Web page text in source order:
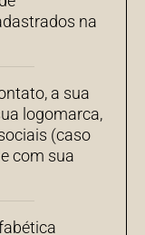
na
a sua
logomarca,
(caso
com sua